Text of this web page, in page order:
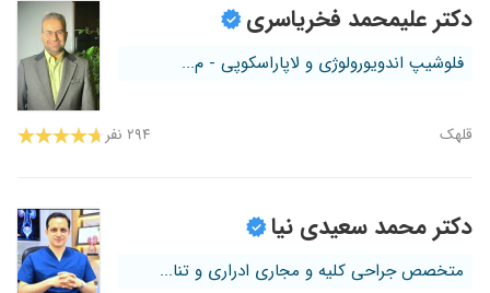
دکتر علیمحمد فخریاسری
فلوشیپ اندویورولوژی و لاپاراسکوپی - م...
قلهک ۲۹۴ نفر
دکتر محمد سعیدی نیا
متخصص جراحی کلیه و مجاری ادراری و تنا...